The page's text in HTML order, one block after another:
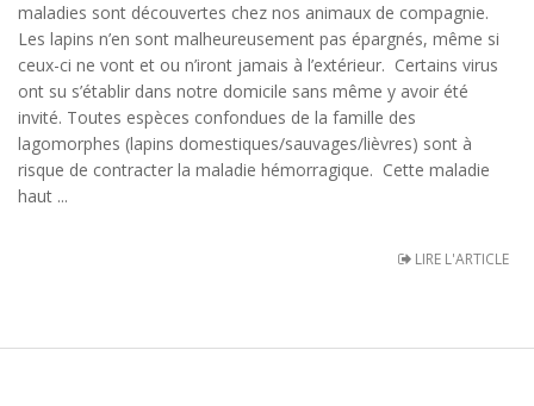
maladies sont découvertes chez nos animaux de compagnie.
Les lapins n’en sont malheureusement pas épargnés, même si
ceux-ci ne vont et ou n’iront jamais à l’extérieur. Certains virus
ont su s’établir dans notre domicile sans même y avoir été
invité. Toutes espèces confondues de la famille des
lagomorphes (lapins domestiques/sauvages/lièvres) sont à
risque de contracter la maladie hémorragique. Cette maladie
haut ...
LIRE L'ARTICLE